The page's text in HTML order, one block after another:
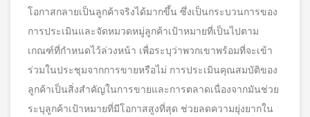
โอกาสกลายเป็นลูกค้าจริงได้มากขึ้น ซึ่งเป็นกระบวนการของ
การประเมินและจัดหมวดหมู่ลูกค้าเป้าหมายที่เป็นไปตาม
เกณฑ์ที่กำหนดไว้ล่วงหน้า เพื่อระบุว่าพวกเขาพร้อมที่จะเข้า
ร่วมในประชุมจากการขายหรือไม่ การประเมินคุณสมบัติของ
ลูกค้าเป็นสิ่งสำคัญในการขายและการตลาดเนื่องจากมันช่วย
ระบุลูกค้าเป้าหมายที่มีโอกาสสูงที่สุด ช่วยลดความยุ่งยากใน